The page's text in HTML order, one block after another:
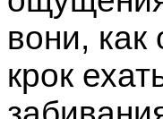
вони,
крок